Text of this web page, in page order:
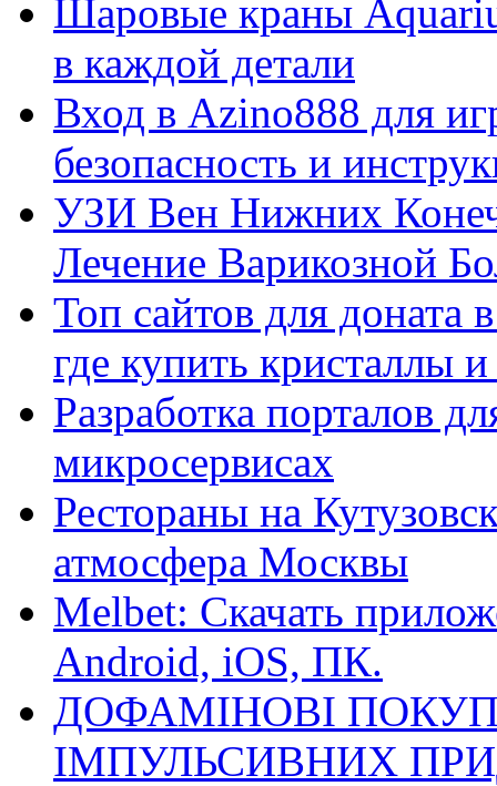
Шаровые краны
в каждой детали
Вход в Azino888 для
безопасность и
УЗИ Вен Нижних
Лечение Варикозной
Топ сайтов для
где купить кристаллы
Разработка порталов
микросервисах
Рестораны на
атмосфера Москвы
Melbet: Скачать
Android, iOS, ПК.
ДОФАМІНОВІ
ІМПУЛЬСИВНИХ